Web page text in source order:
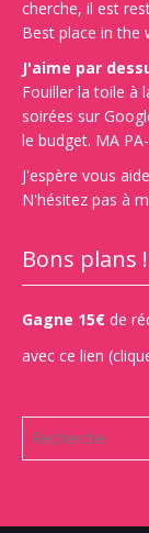
cherche, il est
Best place in the
J'aime par
Fouiller la toile à
soirées sur
le budget. MA
J'espère vous
N'hésitez pas à
Bons plans !
Gagne 15€ de
avec ce lien